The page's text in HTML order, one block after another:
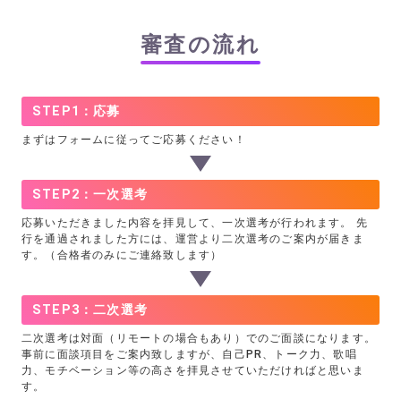
審査の流れ
STEP1：応募
まずはフォームに従ってご応募ください！
STEP2：一次選考
応募いただきました内容を拝見して、一次選考が行われます。 先
行を通過されました方には、運営より二次選考のご案内が届きま
す。（合格者のみにご連絡致します）
STEP3：二次選考
二次選考は対面（リモートの場合もあり）でのご面談になります。
事前に面談項目をご案内致しますが、自己PR、トーク力、歌唱
力、モチベーション等の高さを拝見させていただければと思いま
す。